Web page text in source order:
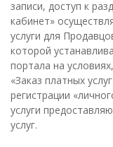
записи, доступ к
кабинет»
услуги для
которой
портала на
«Заказ платных
регистрации
услуги
услуг.